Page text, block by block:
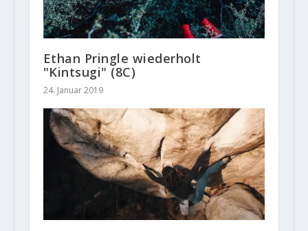
Ethan Pringle wiederholt
"Kintsugi" (8C)
24. Januar 2019